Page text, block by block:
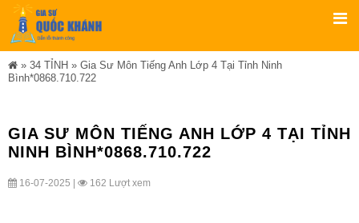
» 34 TỈNH » Gia Sư Môn Tiếng Anh Lớp 4 Tại Tỉnh Ninh
Bình*0868.710.722
GIA SƯ MÔN TIẾNG ANH LỚP 4 TẠI TỈNH
NINH BÌNH*0868.710.722
16-07-2025 | 162 Lượt xem